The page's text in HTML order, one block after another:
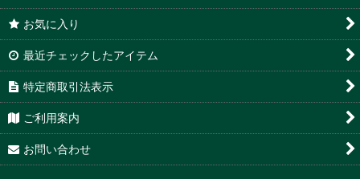
お気に入り
最近チェックしたアイテム
特定商取引法表示
ご利用案内
お問い合わせ